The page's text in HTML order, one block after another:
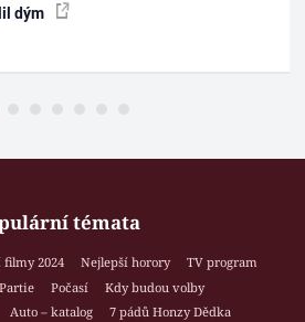
dým
témata
filmy 2024 Nejlepší horory
TV program
Partie Počasí
Kdy budou volby
Auto – katalog
7 pádů Honzy Dědka